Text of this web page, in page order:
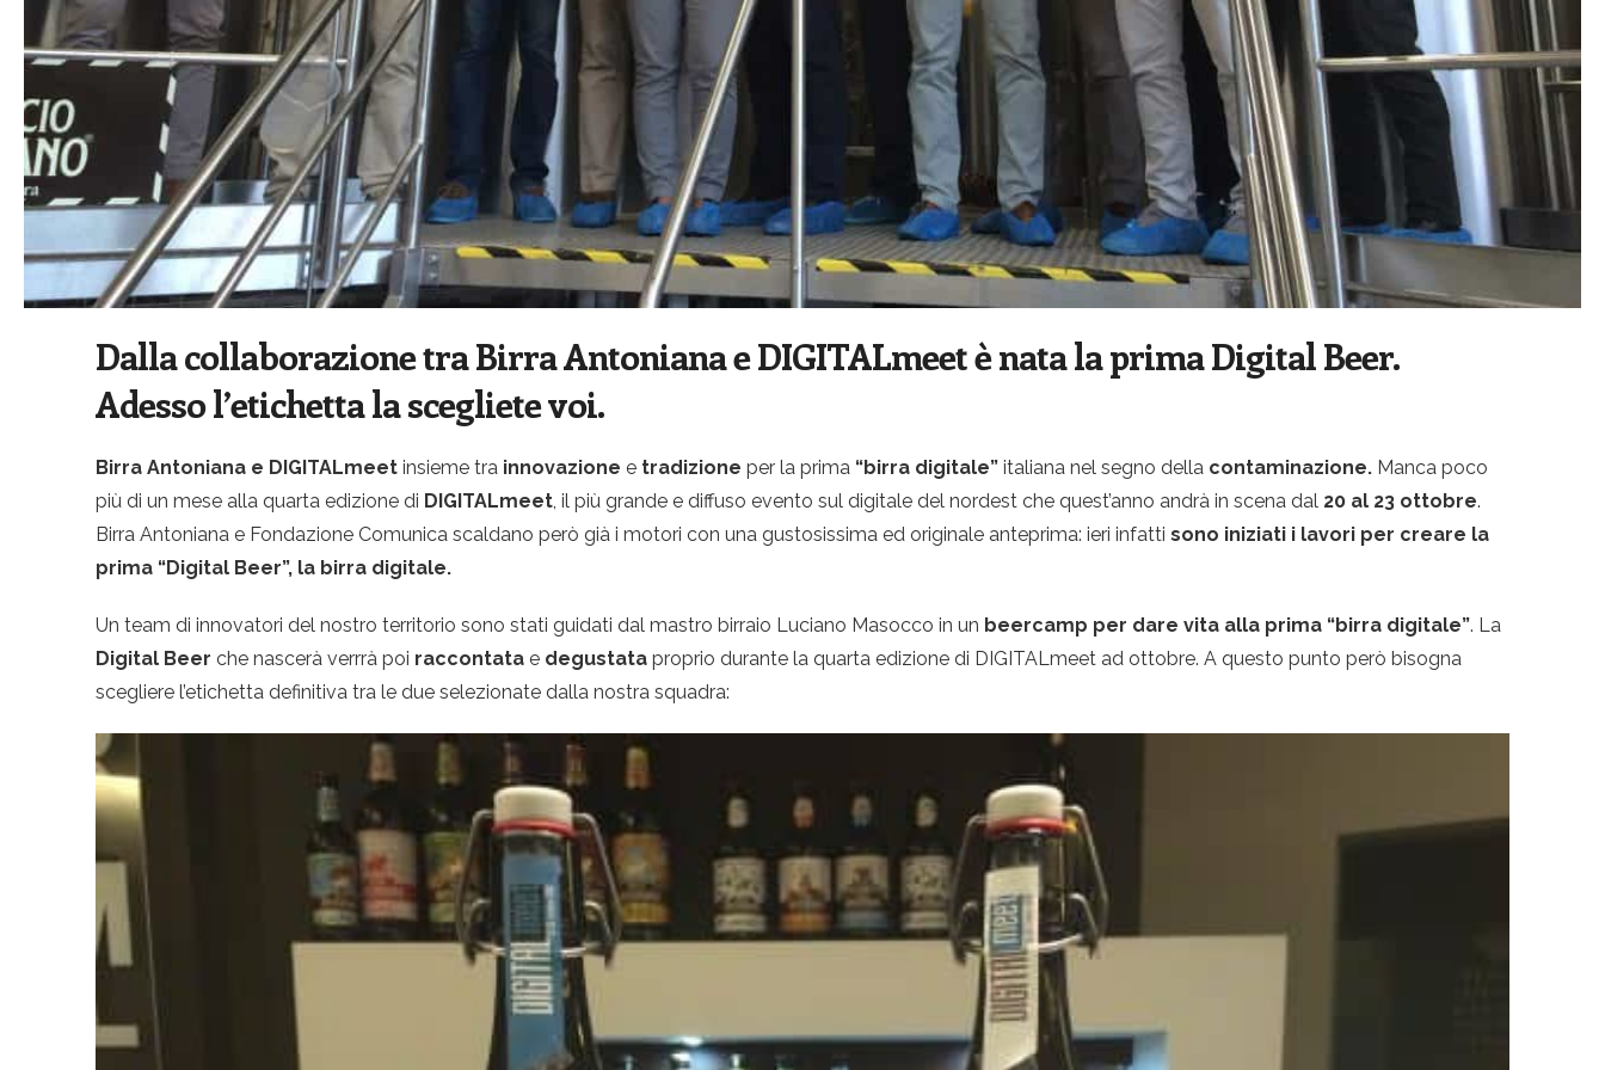
Dalla collaborazione tra Birra Antoniana e DIGITALmeet è nata la prima Digital Beer.
Adesso l’etichetta la scegliete voi.
Birra Antoniana e DIGITALmeet insieme tra innovazione e tradizione per la prima “birra digitale” italiana nel segno della contaminazione. Manca poco
più di un mese alla quarta edizione di DIGITALmeet, il più grande e diffuso evento sul digitale del nordest che quest’anno andrà in scena dal 20 al 23 ottobre.
Birra Antoniana e Fondazione Comunica scaldano però già i motori con una gustosissima ed originale anteprima: ieri infatti sono iniziati i lavori per creare la
prima “Digital Beer”, la birra digitale.
Un team di innovatori del nostro territorio sono stati guidati dal mastro birraio Luciano Masocco in un beercamp per dare vita alla prima “birra digitale”. La
Digital Beer che nascerà verrrà poi raccontata e degustata proprio durante la quarta edizione di DIGITALmeet ad ottobre. A questo punto però bisogna
scegliere l’etichetta definitiva tra le due selezionate dalla nostra squadra: